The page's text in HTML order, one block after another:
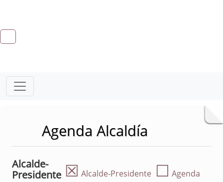
Agenda Alcaldía
Alcalde-
Presidente ☒ Alcalde-Presidente ☐ Agenda